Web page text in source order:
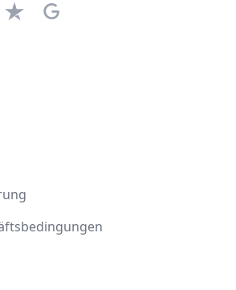
TrustpilotGoogle Business Profile